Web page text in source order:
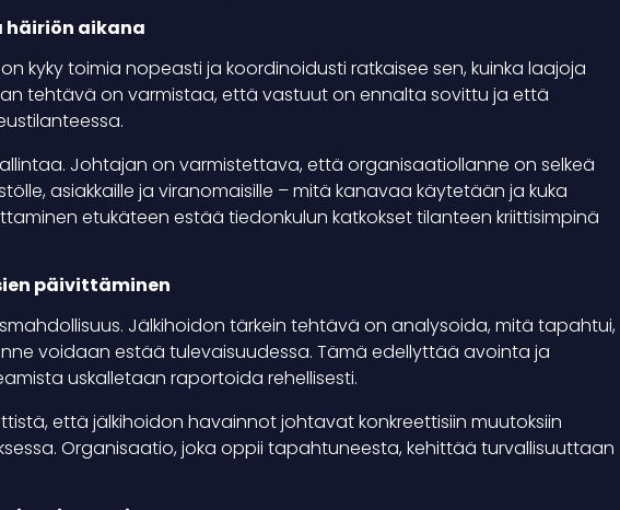
häiriön aikana
kyky toimia nopeasti ja koordinoidusti ratkaisee sen, kuinka laajoja
tehtävä on varmistaa, että vastuut on ennalta sovittu ja että
Johtajan on varmistettava, että organisaatiollanne on selkeä
asiakkaille ja viranomaisille – mitä kanavaa käytetään ja kuka
etukäteen estää tiedonkulun katkokset tilanteen kriittisimpinä
päivittäminen
Jälkihoidon tärkein tehtävä on analysoida, mitä tapahtui,
voidaan estää tulevaisuudessa. Tämä edellyttää avointa ja
uskalletaan raportoida rehellisesti.
että jälkihoidon havainnot johtavat konkreettisiin muutoksiin
Organisaatio, joka oppii tapahtuneesta, kehittää turvallisuuttaan